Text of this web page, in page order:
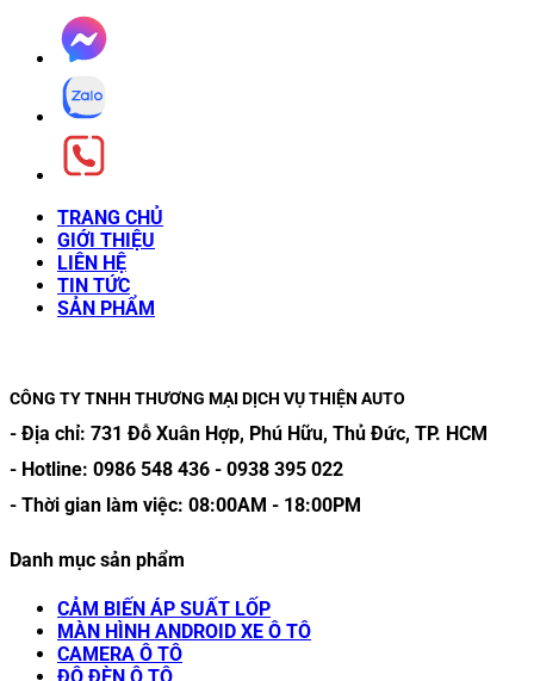
TRANG CHỦ
GIỚI THIỆU
LIÊN HỆ
TIN TỨC
SẢN PHẨM
CÔNG TY TNHH THƯƠNG MẠI DỊCH VỤ THIỆN AUTO
- Địa chỉ: 731 Đỗ Xuân Hợp, Phú Hữu, Thủ Đức, TP. HCM
- Hotline: 0986 548 436 - 0938 395 022
- Thời gian làm việc: 08:00AM - 18:00PM
Danh mục sản phẩm
CẢM BIẾN ÁP SUẤT LỐP
MÀN HÌNH ANDROID XE Ô TÔ
CAMERA Ô TÔ
ĐỘ ĐÈN Ô TÔ